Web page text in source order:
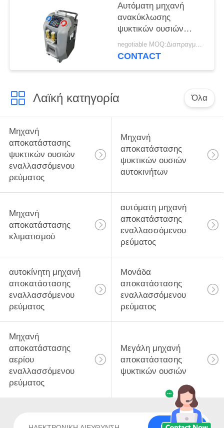
Αυτόματη μηχανή
ανακύκλωσης
ψυκτικών ουσιών
μηχανών
αποκατάστασης
negotiable MOQ:Διαπραγματεύσιμος
CONTACT
Λαϊκή κατηγορία Όλα
Μηχανή
αποκατάστασης
ψυκτικών ουσιών
εναλλασσόμενου
ρεύματος
Μηχανή
αποκατάστασης
ψυκτικών ουσιών
αυτοκινήτων
Μηχανή
αποκατάστασης
κλιματισμού
αυτόματη μηχανή
αποκατάστασης
εναλλασσόμενου
ρεύματος
αυτοκίνητη μηχανή
αποκατάστασης
εναλλασσόμενου
ρεύματος
Μονάδα
αποκατάστασης
εναλλασσόμενου
ρεύματος
Μηχανή
αποκατάστασης
αερίου
εναλλασσόμενου
ρεύματος
Μεγάλη μηχανή
αποκατάστασης
ψυκτικών ουσιών